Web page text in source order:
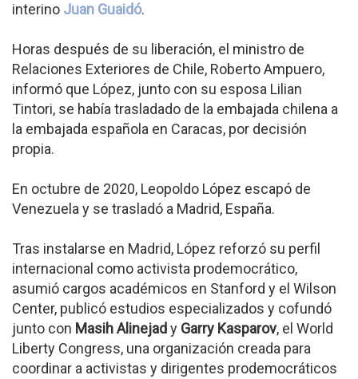
interino Juan Guaidó.
Horas después de su liberación, el ministro de
Relaciones Exteriores de Chile, Roberto Ampuero,
informó que López, junto con su esposa Lilian
Tintori, se había trasladado de la embajada chilena a
la embajada española en Caracas, por decisión
propia.
En octubre de 2020, Leopoldo López escapó de
Venezuela y se trasladó a Madrid, España.
Tras instalarse en Madrid, López reforzó su perfil
internacional como activista prodemocrático,
asumió cargos académicos en Stanford y el Wilson
Center, publicó estudios especializados y cofundó
junto con Masih Alinejady Garry Kasparov, el World
Liberty Congress, una organización creada para
coordinar a activistas y dirigentes prodemocráticos